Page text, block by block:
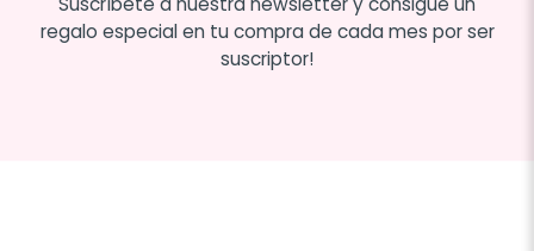
regalo especial en tu compra de cada mes por ser
suscriptor!